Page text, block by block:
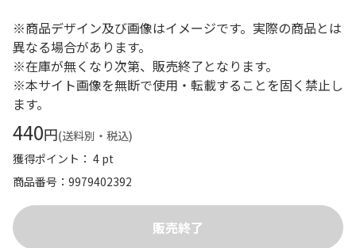
※商品デザイン及び画像はイメージです。実際の商品とは
異なる場合があります。
※在庫が無くなり次第、販売終了となります。
※本サイト画像を無断で使用・転載することを固く禁止し
ます。
440円(送料別・税込)
獲得ポイント： 4 pt
商品番号
9979402392